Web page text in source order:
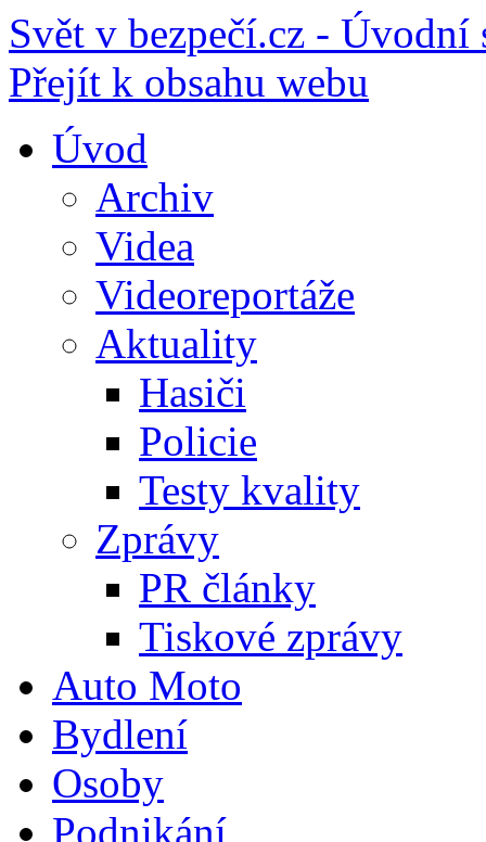
Svět v bezpečí.cz - Úvodní
Přejít k obsahu webu
Úvod
Archiv
Videa
Videoreportáže
Aktuality
Hasiči
Policie
Testy kvality
Zprávy
PR články
Tiskové zprávy
Auto Moto
Bydlení
Osoby
Podnikání